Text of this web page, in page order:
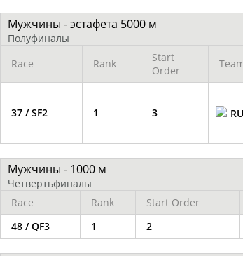
Мужчины - эстафета 5000 м
Полуфиналы
Race
Rank
Start
Order
37 / SF2 1 3
Мужчины - 1000 м
Четвертьфиналы
Race
Rank Start Order
48 / QF3
1 2